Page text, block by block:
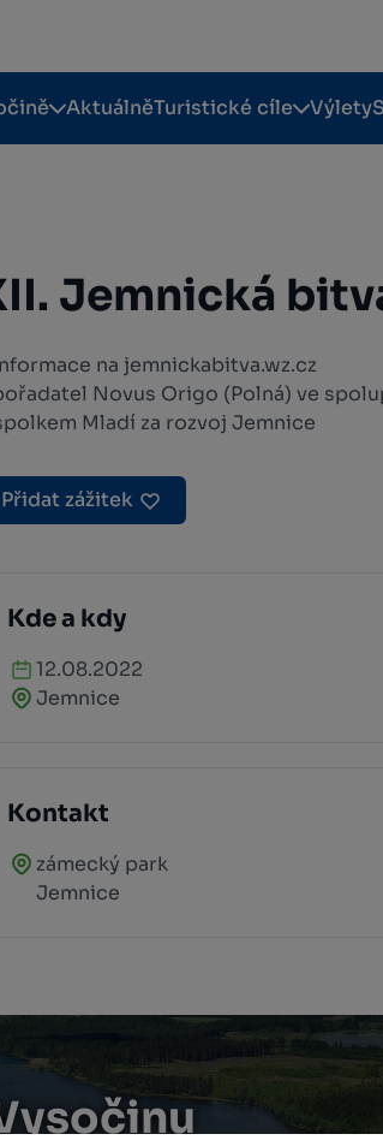
AktuálněTuristické cíle Výlety
Jemnická
na jemnickabitva.wz.cz
Novus Origo (Polná) ve
Mladí za rozvoj Jemnice
Přidat zážitek
Kde a kdy
12.08.2022
Jemnice
Kontakt
zámecký park
Jemnice